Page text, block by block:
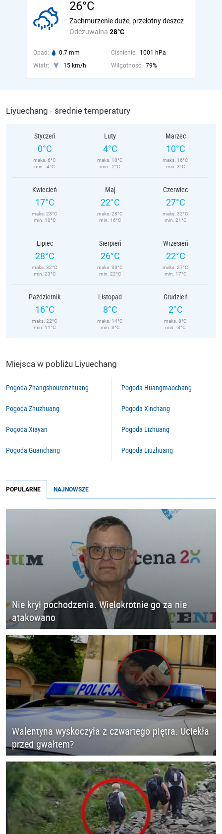
26°C
Odczuwalna 28°C
Zachmurzenie duże, przelotny deszcz
Opad: 0.7 mm Ciśnienie: 1001 hPa
Wiatr:
15 km/h Wilgotność: 79%
Liyuechang - średnie temperatury
Styczeń
0°C
maks. 6°C
min. -4°C
Luty
4°C
maks. 10°C
min. -2°C
Marzec
10°C
maks. 16°C
min. 3°C
Kwiecień
17°C
maks. 23°C
min. 10°C
Maj
22°C
maks. 28°C
min. 16°C
Czerwiec
27°C
maks. 32°C
min. 21°C
Lipiec
28°C
maks. 32°C
min. 23°C
Sierpień
26°C
maks. 30°C
min. 22°C
Wrzesień
22°C
maks. 27°C
min. 17°C
Październik
16°C
maks. 22°C
min. 11°C
Listopad
8°C
maks. 14°C
min. 3°C
Grudzień
2°C
maks. 8°C
min. -3°C
Miejsca w pobliżu Liyuechang
Pogoda Zhangshourenzhuang
Pogoda Zhuzhuang
Pogoda Xiayan
Pogoda Guanchang
Pogoda Huangmaochang
Pogoda Xinchang
Pogoda Lizhuang
Pogoda Liuzhuang
POPULARNE NAJNOWSZE
Nie krył pochodzenia. Wielokrotnie go za nie
atakowano
Walentyna wyskoczyła z czwartego piętra. Uciekła
przed gwałtem?